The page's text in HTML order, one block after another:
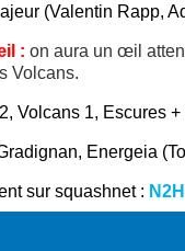
(Valentin Rapp,
: on aura un œil
Volcans.
Volcans 1, Escures
Energeia
sur squashnet : N2H